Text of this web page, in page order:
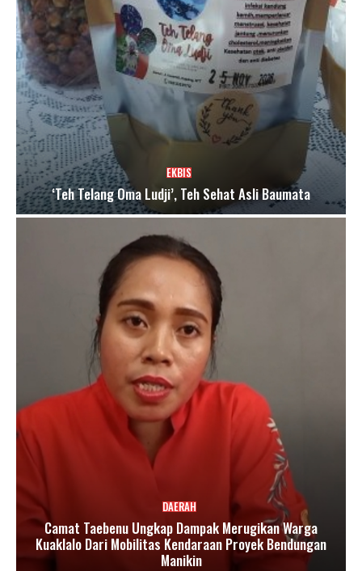
EKBIS
‘Teh Telang Oma Ludji’, Teh Sehat Asli Baumata
DAERAH
Camat Taebenu Ungkap Dampak Merugikan Warga
Kuaklalo Dari Mobilitas Kendaraan Proyek Bendungan
Manikin